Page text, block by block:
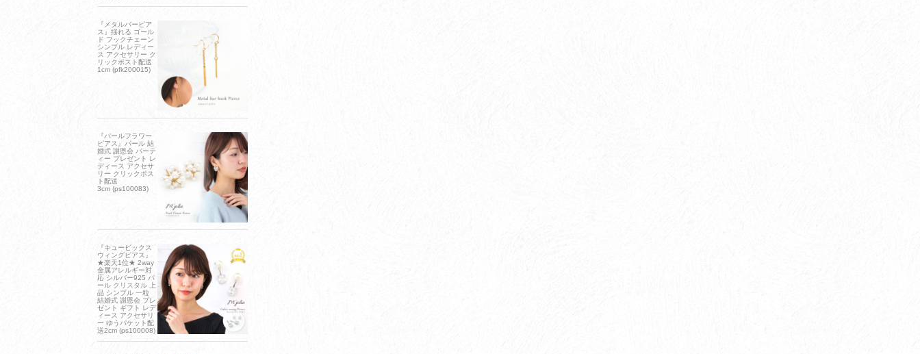
『メタルバーピア
ス』揺れる ゴール
ド フックチェーン
シンプル レディー
ス アクセサリー ク
リックポスト配送
1cm (pfk200015)
『パールフラワー
ピアス』パール 結
婚式 謝恩会 パーテ
ィー プレゼント レ
ディース アクセサ
リー クリックポス
ト配送
3cm (ps100083)
『キュービックス
ウィングピアス』
★楽天1位★ 2way
金属アレルギー対
応 シルバー925 パ
ール クリスタル 上
品 シンプル 一粒
結婚式 謝恩会 プレ
ゼント ギフト レデ
ィース アクセサリ
ー ゆうパケット配
送2cm (ps100008)